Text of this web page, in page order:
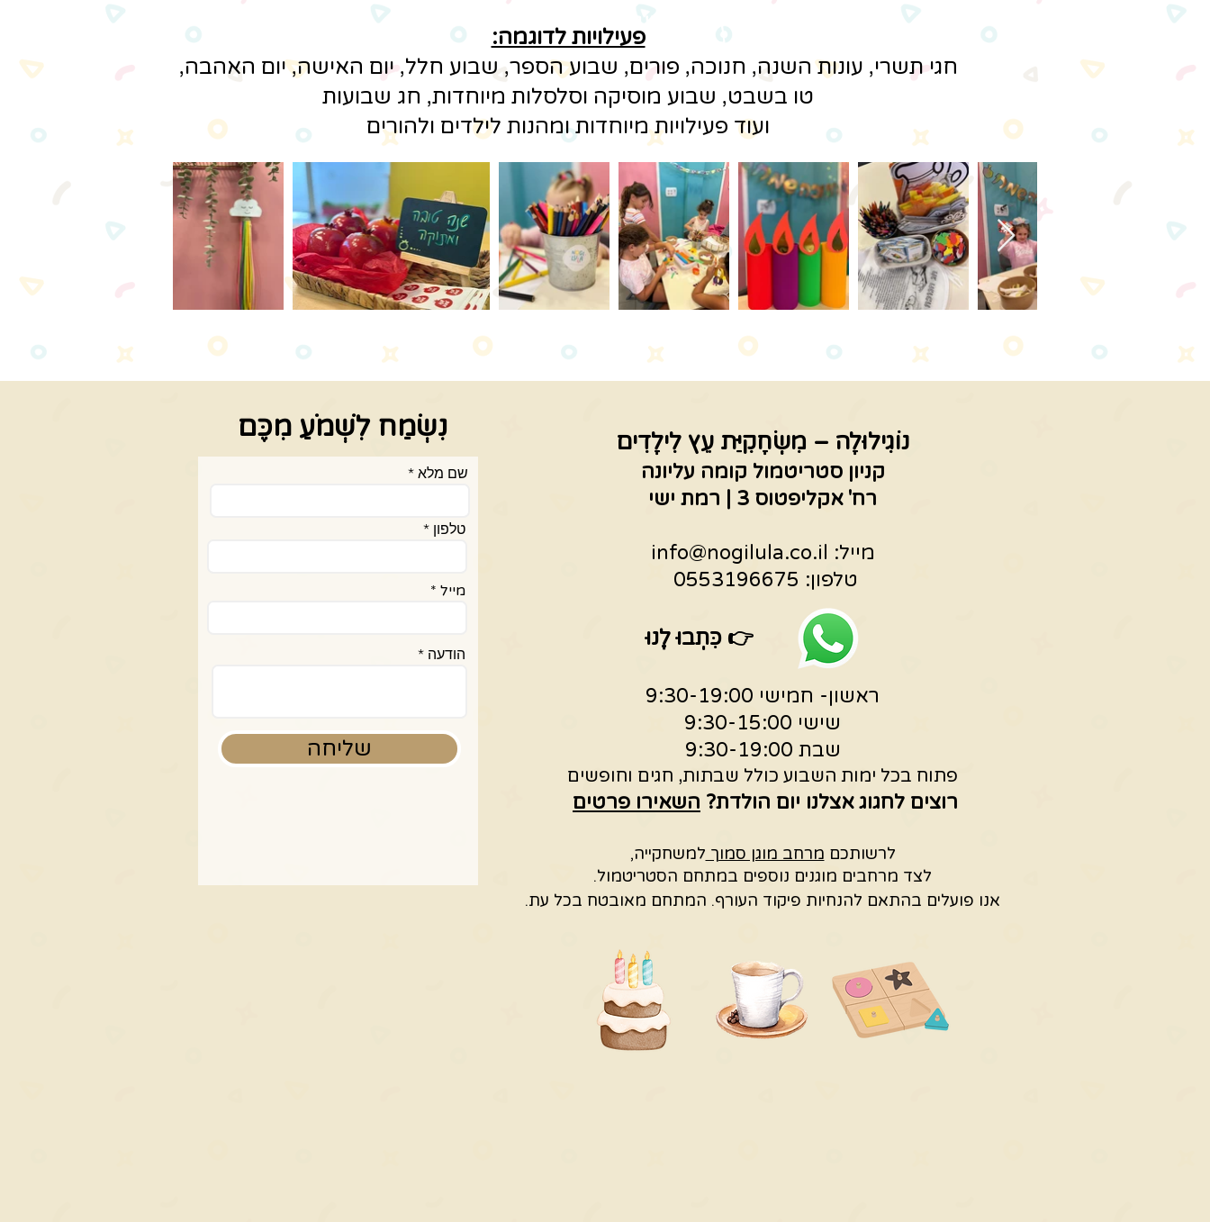
צוות מ שחקיית נוגילולה
פעילויות לדוגמה:
חגי תשרי, עונות השנה, חנוכה, פורים, שבוע הספר, שבוע חלל, יום האישה, יום האהבה,
טו בשבט, שבוע מוסיקה וסלסלות מיוחדות, חג שבועות
ועוד פעילויות מיוחדות ומהנות לילדים ולהורים
נִשְׂמַח לִשְׁמֹעַ מִכֶּם
שם מלא
טלפון
מייל
הודעה
שליחה
נוֹגִילוּלָה – מִשְׂחָקִיַּת עֵץ לִילָדִים
קניון סטריטמול קומה עליונה
רח' אקליפטוס 3 | רמת ישי
מייל: info@nogilula.co.il
טלפון: 0553196675
ראשון- חמישי 9:30-19:00
שישי 9:30-15:00
שבת 9:30-19:00
פתוח בכל ימות השבוע כולל שבתות, חגים וחופשים
רוצים לחגוג אצלנו יום הולדת? השאירו פרטים
לרשותכם מרחב מוגן סמוך למשחקייה,
לצד מרחבים מוגנים נוספים במתחם הסטריטמול.
אנו פועלים בהתאם להנחיות פיקוד העורף. המתחם מאובטח בכל עת.
👉כִּתְבוּ לָנוּ